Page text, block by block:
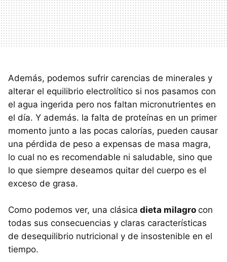
Además, podemos sufrir carencias de minerales y
alterar el equilibrio electrolítico si nos pasamos con
el agua ingerida pero nos faltan micronutrientes en
el día. Y además. la falta de proteínas en un primer
momento junto a las pocas calorías, pueden causar
una pérdida de peso a expensas de masa magra,
lo cual no es recomendable ni saludable, sino que
lo que siempre deseamos quitar del cuerpo es el
exceso de grasa.
Como podemos ver, una clásica dieta milagro con
todas sus consecuencias y claras características
de desequilibrio nutricional y de insostenible en el
tiempo.